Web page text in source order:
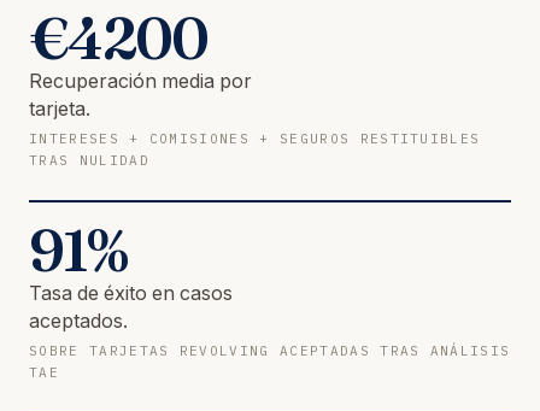
€4200
Recuperación media por
tarjeta.
INTERESES + COMISIONES + SEGUROS RESTITUIBLES
TRAS NULIDAD
91%
Tasa de éxito en casos
aceptados.
SOBRE TARJETAS REVOLVING ACEPTADAS TRAS ANÁLISIS
TAE